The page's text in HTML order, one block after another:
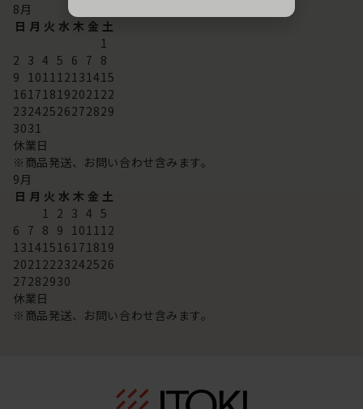
8月
日 月 火 水 木 金 土
1
2 3 4 5 6 7 8
9 101112131415
16171819202122
23242526272829
3031
休業日
※商品発送、お問い合わせ含みます。
9月
日 月 火 水 木 金 土
1 2 3 4 5
6 7 8 9 101112
13141516171819
20212223242526
27282930
休業日
※商品発送、お問い合わせ含みます。